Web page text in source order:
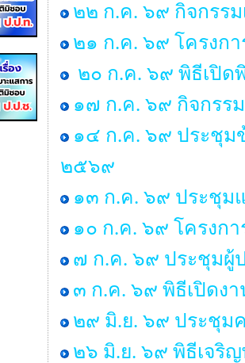
๒๒ ก.ค. ๖๙ กิจกรร
๒๑ ก.ค. ๖๙ โครงก
๒๐ ก.ค. ๖๙ พิธีเปิ
๑๗ ก.ค. ๖๙ กิจกรร
๑๔ ก.ค. ๖๙ ประชุม
๒๕๖๙
๑๓ ก.ค. ๖๙ ประชุม
๑๐ ก.ค. ๖๙ โครงก
๗ ก.ค. ๖๙ ประชุมผู้
๓ ก.ค. ๖๙ พิธีเปิดงา
๒๙ มิ.ย. ๖๙ ประชุม
๒๖ มิ.ย. ๖๙ พิธีเจริ